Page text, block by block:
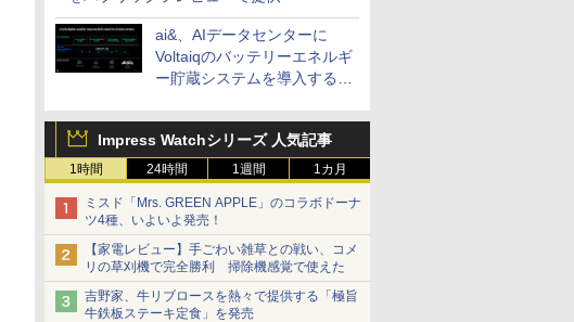
ai&、AIデータセンターに
Voltaiqのバッテリーエネルギ
ー貯蔵システムを導入する計
Impress Watchシリーズ 人気記事
1時間 24時間 1週間 1カ月
ミスド「Mrs. GREEN APPLE」のコラボドーナ
ツ4種、いよいよ発売！
【家電レビュー】手ごわい雑草との戦い、コメ
リの草刈機で完全勝利 掃除機感覚で使えた
吉野家、牛リブロースを熱々で提供する「極旨
牛鉄板ステーキ定食」を発売